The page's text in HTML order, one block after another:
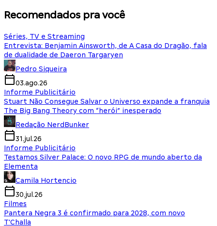
Recomendados pra você
Séries, TV e Streaming
Entrevista: Benjamin Ainsworth, de A Casa do Dragão, fala
de dualidade de Daeron Targaryen
Pedro Siqueira
03.ago.26
Informe Publicitário
Stuart Não Consegue Salvar o Universo expande a franquia
The Big Bang Theory com “herói” inesperado
Redação NerdBunker
31.jul.26
Informe Publicitário
Testamos Silver Palace: O novo RPG de mundo aberto da
Elementa
Camila Hortencio
30.jul.26
Filmes
Pantera Negra 3 é confirmado para 2028, com novo
T'Challa